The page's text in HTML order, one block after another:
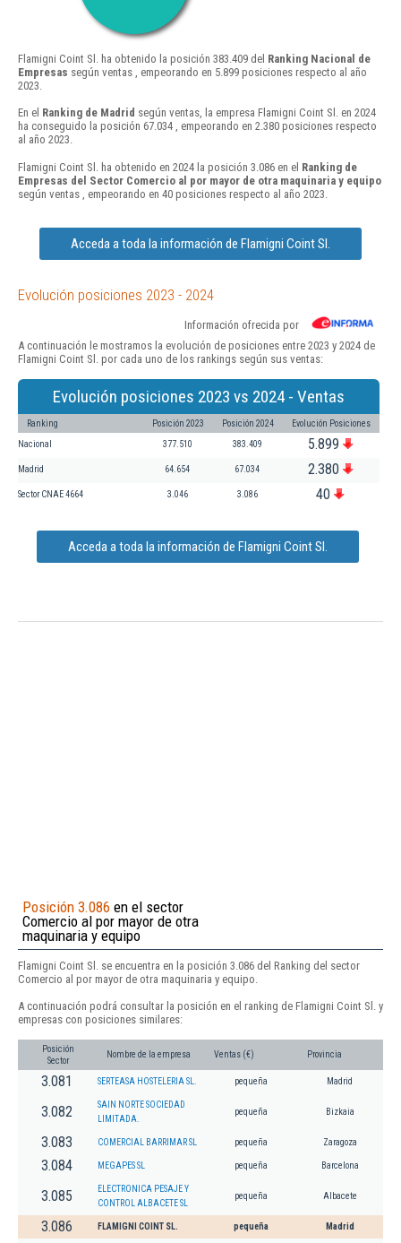
Flamigni Coint Sl. ha obtenido la posición 383.409 del Ranking Nacional de
Empresas según ventas , empeorando en 5.899 posiciones respecto al año
2023.
En el Ranking de Madrid según ventas, la empresa Flamigni Coint Sl. en 2024
ha conseguido la posición 67.034 , empeorando en 2.380 posiciones respecto
al año 2023.
Flamigni Coint Sl. ha obtenido en 2024 la posición 3.086 en el Ranking de
Empresas del Sector Comercio al por mayor de otra maquinaria y equipo
según ventas , empeorando en 40 posiciones respecto al año 2023.
Acceda a toda la información de Flamigni Coint Sl.
Evolución posiciones 2023 - 2024
Información ofrecida por
A continuación le mostramos la evolución de posiciones entre 2023 y 2024 de
Flamigni Coint Sl. por cada uno de los rankings según sus ventas:
Evolución posiciones 2023 vs 2024 - Ventas
Ranking Posición 2023 Posición 2024 Evolución Posiciones
Nacional 377.510 383.409 5.899
Madrid 64.654 67.034 2.380
Sector CNAE 4664 3.046 3.086 40
Acceda a toda la información de Flamigni Coint Sl.
Posición 3.086 en el sector
Comercio al por mayor de otra
maquinaria y equipo
Flamigni Coint Sl. se encuentra en la posición 3.086 del Ranking del sector
Comercio al por mayor de otra maquinaria y equipo.
A continuación podrá consultar la posición en el ranking de Flamigni Coint Sl. y
empresas con posiciones similares:
Posición
Sector
Nombre de la empresa Ventas (€) Provincia
3.081 SERTEASA HOSTELERIA SL. pequeña Madrid
3.082
SAIN NORTE SOCIEDAD
LIMITADA.
pequeña Bizkaia
3.083 COMERCIAL BARRIMAR SL pequeña Zaragoza
3.084 MEGAPES SL pequeña Barcelona
3.085
ELECTRONICA PESAJE Y
CONTROL ALBACETE SL
pequeña Albacete
3.086 FLAMIGNI COINT SL. pequeña Madrid